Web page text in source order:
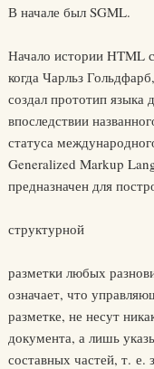
В начале был SGML.
Начало истории HTML
когда Чарльз
создал прототип языка
впоследствии
статуса
Generalized Markup
предназначен для
структурной
разметки любых
означает, что
разметке, не несут
документа, а лишь
составных частей, т. е.